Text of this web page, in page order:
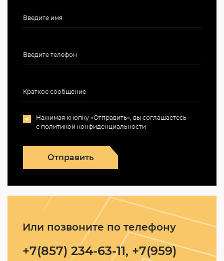
Нажимая кнопку «Отправить», вы соглашаетесь
с политикой конфиденциальности
Отправить
Или позвоните по телефону
+7(857) 234-63-11, +7(959)